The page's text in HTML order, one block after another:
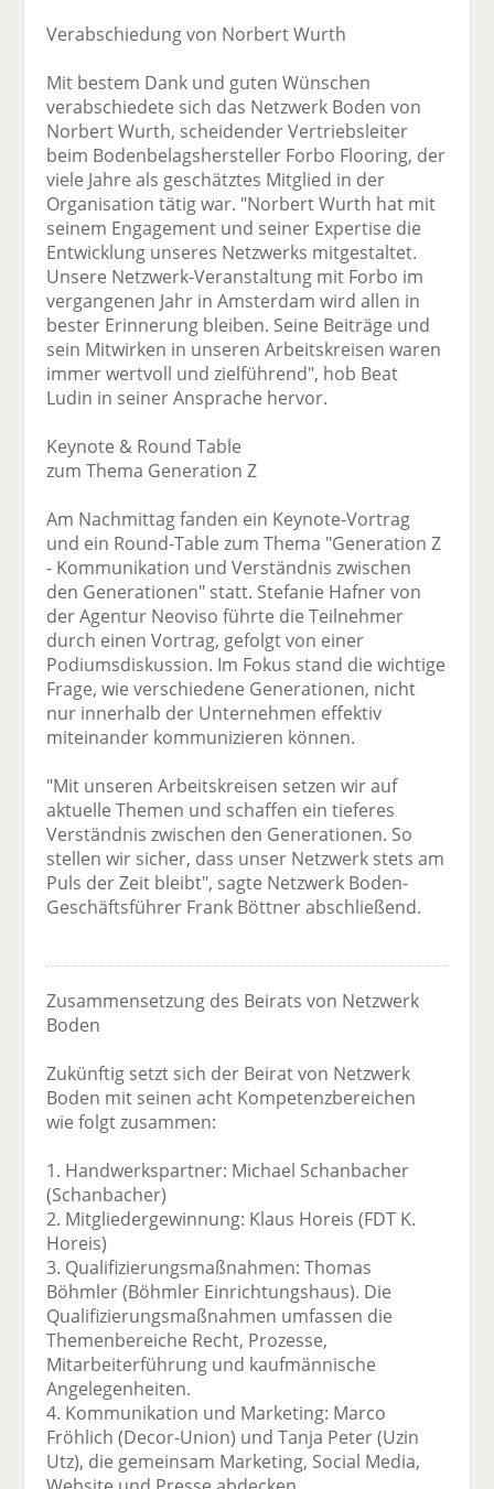
Verabschiedung von Norbert Wurth
Mit bestem Dank und guten Wünschen
verabschiedete sich das Netzwerk Boden von
Norbert Wurth, scheidender Vertriebsleiter
beim Bodenbelagshersteller Forbo Flooring, der
viele Jahre als geschätztes Mitglied in der
Organisation tätig war. "Norbert Wurth hat mit
seinem Engagement und seiner Expertise die
Entwicklung unseres Netzwerks mitgestaltet.
Unsere Netzwerk-Veranstaltung mit Forbo im
vergangenen Jahr in Amsterdam wird allen in
bester Erinnerung bleiben. Seine Beiträge und
sein Mitwirken in unseren Arbeitskreisen waren
immer wertvoll und zielführend", hob Beat
Ludin in seiner Ansprache hervor.
Keynote & Round Table
zum Thema Generation Z
Am Nachmittag fanden ein Keynote-Vortrag
und ein Round-Table zum Thema "Generation Z
- Kommunikation und Verständnis zwischen
den Generationen" statt. Stefanie Hafner von
der Agentur Neoviso führte die Teilnehmer
durch einen Vortrag, gefolgt von einer
Podiumsdiskussion. Im Fokus stand die wichtige
Frage, wie verschiedene Generationen, nicht
nur innerhalb der Unternehmen effektiv
miteinander kommunizieren können.
"Mit unseren Arbeitskreisen setzen wir auf
aktuelle Themen und schaffen ein tieferes
Verständnis zwischen den Generationen. So
stellen wir sicher, dass unser Netzwerk stets am
Puls der Zeit bleibt", sagte Netzwerk Boden-
Geschäftsführer Frank Böttner abschließend.
Zusammensetzung des Beirats von Netzwerk
Boden
Zukünftig setzt sich der Beirat von Netzwerk
Boden mit seinen acht Kompetenzbereichen
wie folgt zusammen:
1. Handwerkspartner: Michael Schanbacher
(Schanbacher)
2. Mitgliedergewinnung: Klaus Horeis (FDT K.
Horeis)
3. Qualifizierungsmaßnahmen: Thomas
Böhmler (Böhmler Einrichtungshaus). Die
Qualifizierungsmaßnahmen umfassen die
Themenbereiche Recht, Prozesse,
Mitarbeiterführung und kaufmännische
Angelegenheiten.
4. Kommunikation und Marketing: Marco
Fröhlich (Decor-Union) und Tanja Peter (Uzin
Utz), die gemeinsam Marketing, Social Media,